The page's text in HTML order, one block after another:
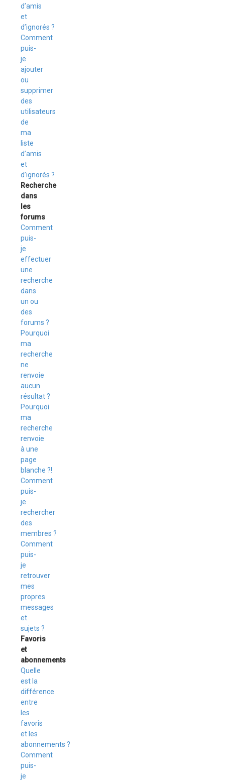
d’amis
et
d’ignorés ?
Comment
puis-
je
ajouter
ou
supprimer
des
utilisateurs
de
ma
liste
d’amis
et
d’ignorés ?
Recherche
dans
les
forums
Comment
puis-
je
effectuer
une
recherche
dans
un ou
des
forums ?
Pourquoi
ma
recherche
ne
renvoie
aucun
résultat ?
Pourquoi
ma
recherche
renvoie
à une
page
blanche ?!
Comment
puis-
je
rechercher
des
membres ?
Comment
puis-
je
retrouver
mes
propres
messages
et
sujets ?
Favoris
et
abonnements
Quelle
est la
différence
entre
les
favoris
et les
abonnements ?
Comment
puis-
je